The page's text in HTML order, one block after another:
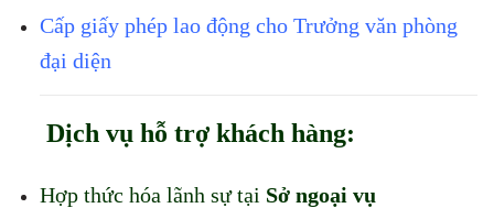
Cấp giấy phép lao động cho Trưởng văn phòng
đại diện
Dịch vụ hỗ trợ khách hàng:
Hợp thức hóa lãnh sự tại Sở ngoại vụ